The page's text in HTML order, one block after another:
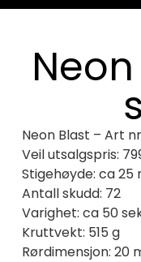
Neon Blast – Art
Veil utsalgspris:
Stigehøyde: ca 25
Antall skudd: 72
Varighet: ca 50
Kruttvekt: 515 g
Rørdimensjon: 20